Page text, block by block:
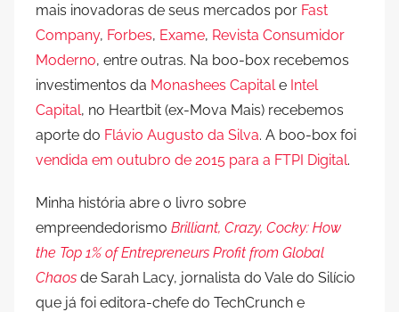
mais inovadoras de seus mercados por Fast
Company, Forbes, Exame, Revista Consumidor
Moderno, entre outras. Na boo-box recebemos
investimentos da Monashees Capitale Intel
Capital, no Heartbit (ex-Mova Mais) recebemos
aporte do Flávio Augusto da Silva. A boo-box foi
vendida em outubro de 2015 para a FTPI Digital.
Minha história abre o livro sobre
empreendedorismo Brilliant, Crazy, Cocky: How
the Top 1% of Entrepreneurs Profit from Global
Chaos de Sarah Lacy, jornalista do Vale do Silício
que já foi editora-chefe do TechCrunch e